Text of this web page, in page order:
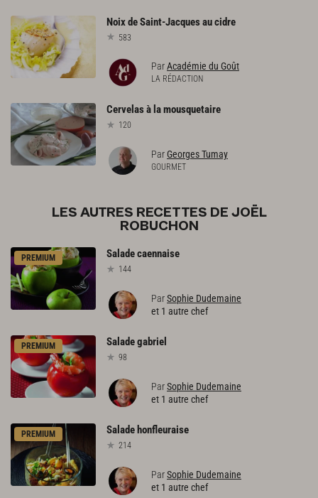
NoixdeSaint-Jacquesaucidre
583
ParAcadémie du Goût
LA RÉDACTION
Cervelasà lamousquetaire
120
ParGeorges Tumay
GOURMET
LES AUTRES RECETTES DE JOËL
ROBUCHON
PREMIUM Saladecaennaise
144
ParSophie Dudemaine
et 1 autre chef
PREMIUM Saladegabriel
98
ParSophie Dudemaine
et 1 autre chef
PREMIUM Salade honfleuraise
214
ParSophie Dudemaine
et 1 autre chef